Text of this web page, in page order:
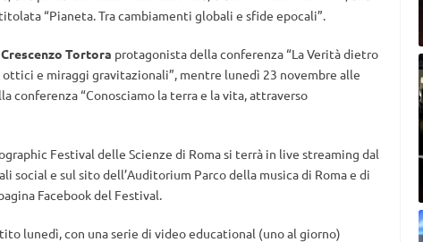
“Pianeta. Tra cambiamenti globali e sfide epocali”.
Crescenzo Tortora protagonista della conferenza “La Verità dietro
e miraggi gravitazionali”, mentre lunedì 23 novembre alle
conferenza “Conosciamo la terra e la vita, attraverso
Festival delle Scienze di Roma si terrà in live streaming dal
social e sul sito dell’Auditorium Parco della musica di Roma e di
Facebook del Festival.
lunedì, con una serie di video educational (uno al giorno)